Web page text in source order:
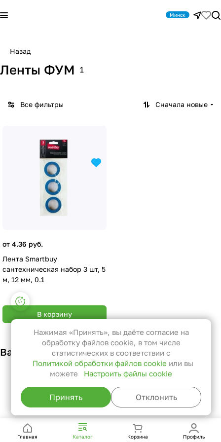
Минск
Назад
Ленты ФУМ 1
Все фильтры Сначала новые
от 4.36 руб.
Лента Smartbuy
сантехническая набор 3 шт, 5
м, 12 мм, 0.1
В корзину
Вам также может понравиться
Главная Каталог Корзина Профиль
Настройки файлов cookie
Функциональные
Эти файлы необходимы для
функционирования сайта и не
могут быть отключены в наших
системах. Вы можете настроить
браузер так, чтобы он блокировал
их или уведомлял вас об их
использовании, но в таком случае
сайта не будут работать.
Нажимая «Принять», вы даёте согласие на
обработку файлов cookie, в том числе
статистических в соответствии с
Политикой обработки файлов cookie или вы
можете
Настроить файлы cookie
Принять Отклонить